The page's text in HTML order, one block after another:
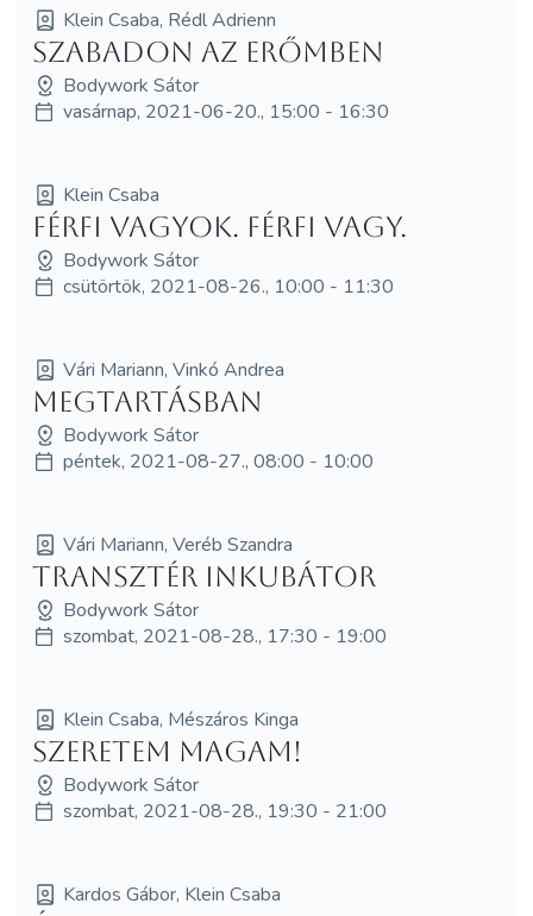
Klein Csaba, Rédl Adrienn
Szabadon az erőmben
Bodywork Sátor
vasárnap, 2021-06-20., 15:00 - 16:30
Klein Csaba
Férfi vagyok. Férfi vagy.
Bodywork Sátor
csütörtök, 2021-08-26., 10:00 - 11:30
Vári Mariann, Vinkó Andrea
Megtartásban
Bodywork Sátor
péntek, 2021-08-27., 08:00 - 10:00
Vári Mariann, Veréb Szandra
Transztér inkubátor
Bodywork Sátor
szombat, 2021-08-28., 17:30 - 19:00
Klein Csaba, Mészáros Kinga
Szeretem magam!
Bodywork Sátor
szombat, 2021-08-28., 19:30 - 21:00
Kardos Gábor, Klein Csaba